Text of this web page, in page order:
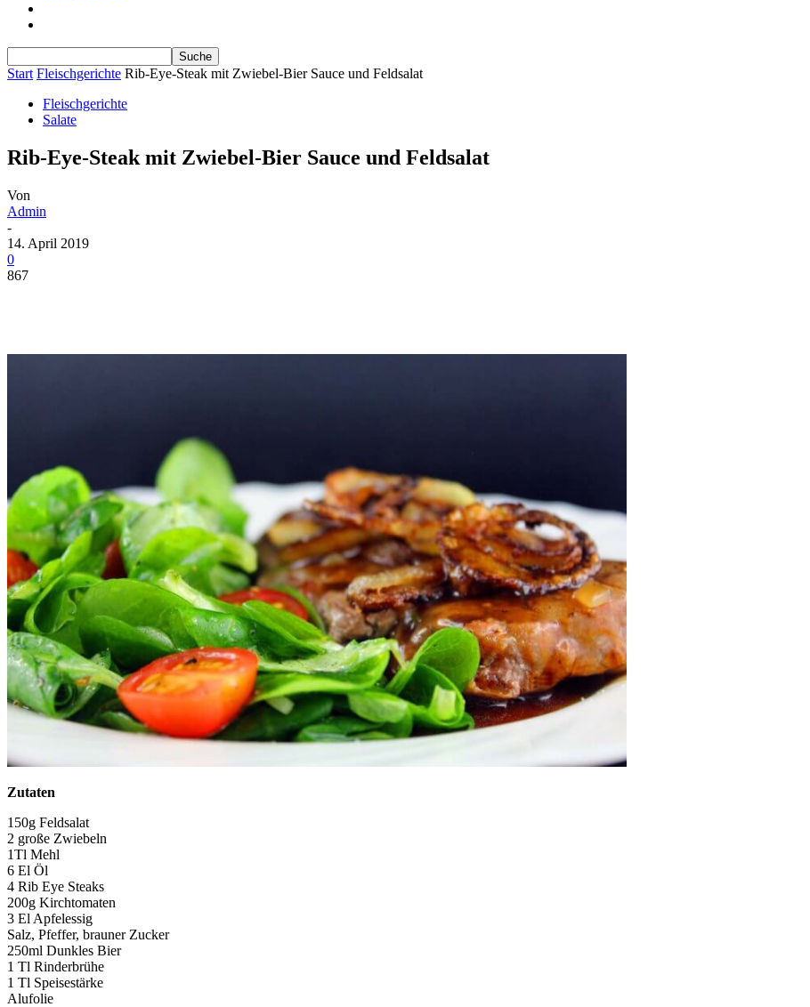
Start Fleischgerichte Rib-Eye-Steak mit Zwiebel-Bier Sauce und Feldsalat
Fleischgerichte
Salate
Rib-Eye-Steak mit Zwiebel-Bier Sauce und Feldsalat
Von
Admin
-
14. April 2019
0
867
Zutaten
150g Feldsalat
2 große Zwiebeln
1Tl Mehl
6 El Öl
4 Rib Eye Steaks
200g Kirchtomaten
3 El Apfelessig
Salz, Pfeffer, brauner Zucker
250ml Dunkles Bier
1 Tl Rinderbrühe
1 Tl Speisestärke
Alufolie